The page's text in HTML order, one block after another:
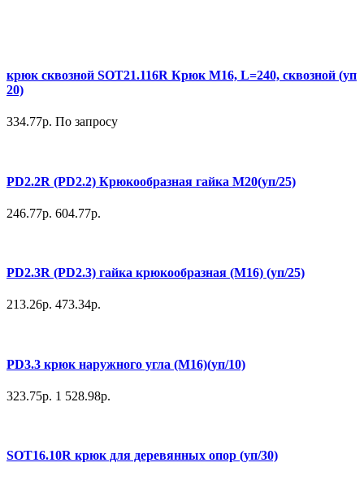
крюк сквозной SOT21.116R Крюк M16, L=240, сквозной (уп
20)
334.77р. По запросу
PD2.2R (PD2.2) Крюкообразная гайка М20(уп/25)
246.77р. 604.77р.
PD2.3R (PD2.3) гайка крюкообразная (М16) (уп/25)
213.26р. 473.34р.
PD3.3 крюк наружного угла (М16)(уп/10)
323.75р. 1 528.98р.
SOT16.10R крюк для деревянных опор (уп/30)